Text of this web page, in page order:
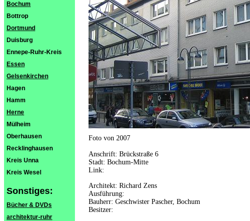
Bochum
Bottrop
Dortmund
Duisburg
Ennepe-Ruhr-Kreis
Essen
Gelsenkirchen
Hagen
Hamm
Herne
Mülheim
Oberhausen
Recklinghausen
Kreis Unna
Kreis Wesel
Sonstiges:
Bücher & DVDs
architektur-ruhr
Foto von 2007
Anschrift: Brückstraße 6
Stadt: Bochum-Mitte
Link:
Architekt: Richard Zens
Ausführung:
Bauherr: Geschwister Pascher, Bochum
Besitzer: